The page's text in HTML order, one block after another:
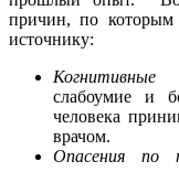
причин, по
источнику:
Когнитивные
слабоумие и
человека
врачом.
Опасения по